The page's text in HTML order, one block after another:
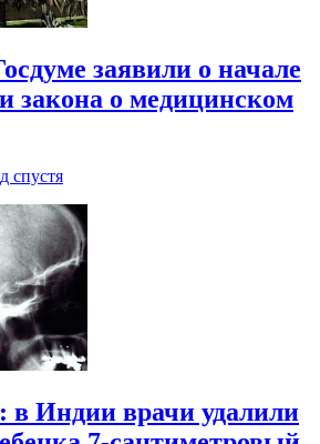
заявили о начале
закона о медицинском
спустя
в Индии врачи удалили